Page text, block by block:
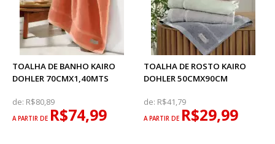
TOALHA DE BANHO KAIRO
DOHLER 70CMX1,40MTS
de: R$80,89
A PARTIR DE R$74,99
TOALHA DE ROSTO KAIRO
DOHLER 50CMX90CM
de: R$41,79
A PARTIR DE R$29,99